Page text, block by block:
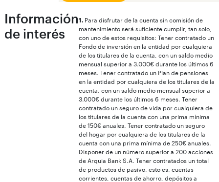
Información
de interés
1. Para disfrutar de la cuenta sin comisión de
mantenimiento será suficiente cumplir, tan solo,
con uno de estos requisitos: Tener contratado un
Fondo de inversión en la entidad por cualquiera
de los titulares de la cuenta, con un saldo medio
mensual superior a 3.000€ durante los últimos 6
meses. Tener contratado un Plan de pensiones
en la entidad por cualquiera de los titulares de la
cuenta, con un saldo medio mensual superior a
3.000€ durante los últimos 6 meses. Tener
contratado un seguro de vida por cualquiera de
los titulares de la cuenta con una prima mínima
de 150€ anuales. Tener contratado un seguro
del hogar por cualquiera de los titulares de la
cuenta con una prima mínima de 250€ anuales.
Disponer de un número superior a 200 acciones
de Arquia Bank S.A. Tener contratados un total
de productos de pasivo, esto es, cuentas
corrientes, cuentas de ahorro, depósitos a